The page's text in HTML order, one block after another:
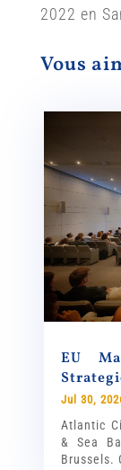
2022 en
Vous
EU
Jul 30,
Atlantic
& Sea
Brussels.